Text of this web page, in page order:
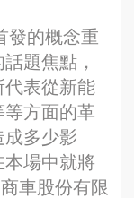
發的概念重
題焦點，
代表從新能
方面的革
成多少影
場中就將
車股份有限